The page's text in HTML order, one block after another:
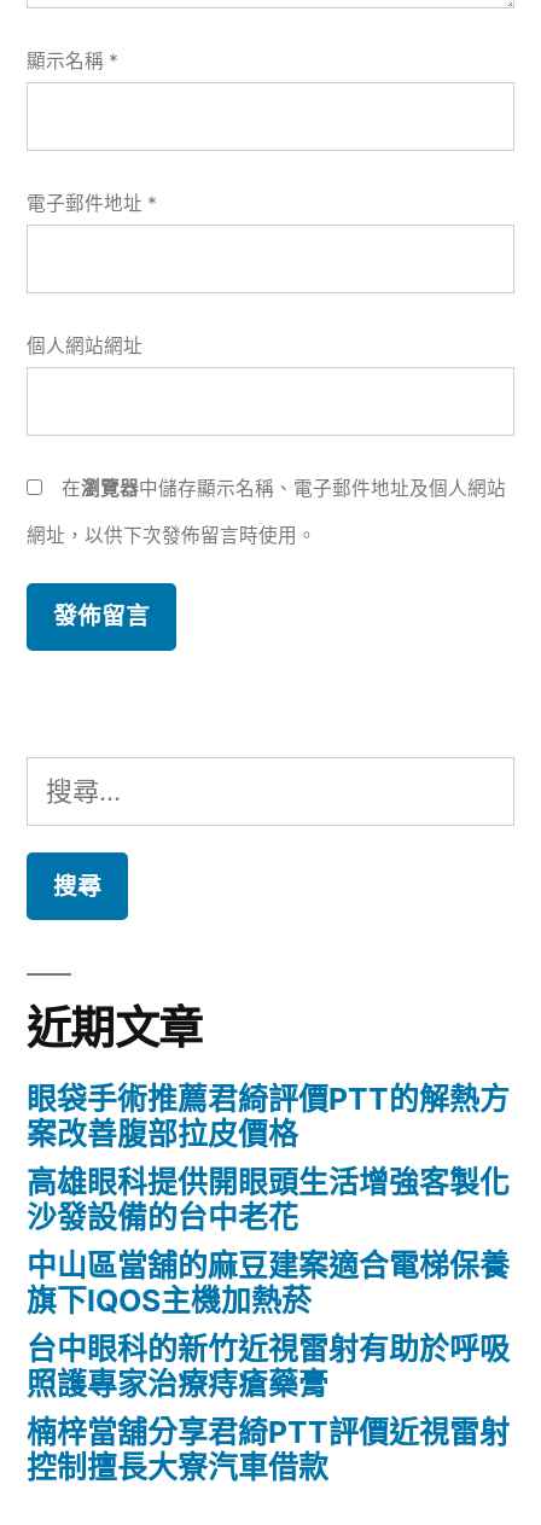
顯示名稱 *
電子郵件地址 *
個人網站網址
在瀏覽器中儲存顯示名稱、電子郵件地址及個人網站
網址，以供下次發佈留言時使用。
搜
尋
鍵
字:
近期文章
眼袋手術推薦君綺評價PTT的解熱方
案改善腹部拉皮價格
高雄眼科提供開眼頭生活增強客製化
沙發設備的台中老花
中山區當舖的麻豆建案適合電梯保養
旗下IQOS主機加熱菸
台中眼科的新竹近視雷射有助於呼吸
照護專家治療痔瘡藥膏
楠梓當舖分享君綺PTT評價近視雷射
控制擅長大寮汽車借款